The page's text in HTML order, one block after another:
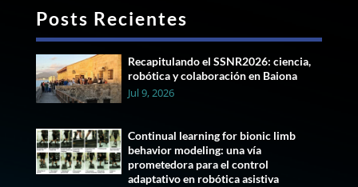
Posts Recientes
Recapitulando el SSNR2026: ciencia,
robótica y colaboración en Baiona
Jul 9, 2026
Continual learning for bionic limb
behavior modeling: una vía
prometedora para el control
adaptativo en robótica asistiva